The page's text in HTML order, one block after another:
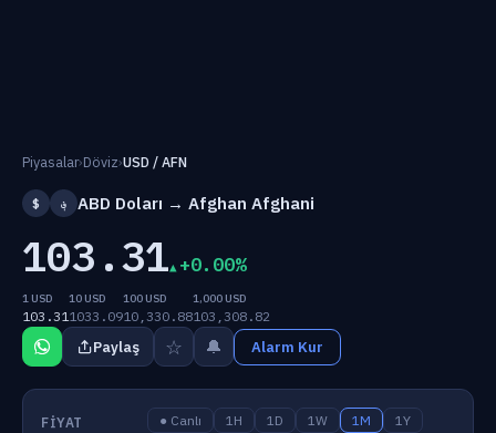
Piyasalar›Döviz›USD / AFN
$ ؋ ABD Doları → Afghan Afghani
103.31 +0.00%
1 USD
103.31
10 USD
1033.09
100 USD
10,330.88
1,000 USD
103,308.82
Paylaş ☆ 🔔 Alarm Kur
FIYAT
● Canlı 1H 1D 1W 1M
1Y